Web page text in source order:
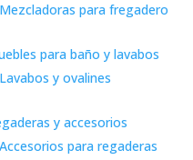
Mezcladoras para fregadero
para baño y lavabos
Lavabos y ovalines
y accesorios
Accesorios para regaderas